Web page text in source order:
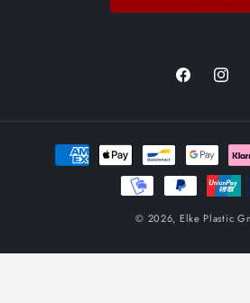
Facebook
Načini
plaćanja
© 2026, Elke Plastic